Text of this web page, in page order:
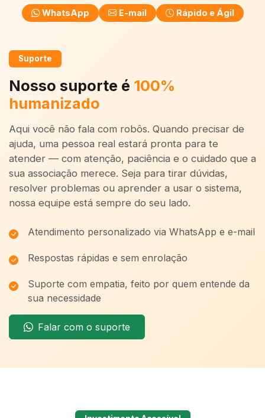
WhatsApp E-mail Rápido e Ágil
Suporte
Nosso suporte é 100%
humanizado
Aqui você não fala com robôs. Quando precisar de
ajuda, uma pessoa real estará pronta para te
atender — com atenção, paciência e o cuidado que a
sua associação merece. Seja para tirar dúvidas,
resolver problemas ou aprender a usar o sistema,
nossa equipe está sempre do seu lado.
Atendimento personalizado via WhatsApp e e-mail
Respostas rápidas e sem enrolação
Suporte com empatia, feito por quem entende da
sua necessidade
Falar com o suporte